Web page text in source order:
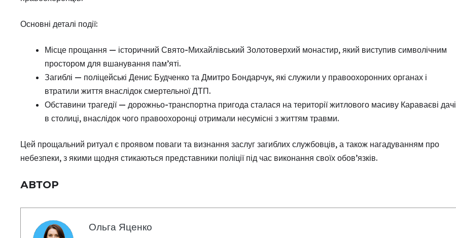
Основні деталі події:
Місце прощання — історичний Свято-Михайлівський Золотоверхий монастир, який виступив символічним
простором для вшанування пам’яті.
Загиблі — поліцейські Денис Будченко та Дмитро Бондарчук, які служили у правоохоронних органах і
втратили життя внаслідок смертельної ДТП.
Обставини трагедії — дорожньо-транспортна пригода сталася на території житлового масиву Караваєві дачі
в столиці, внаслідок чого правоохоронці отримали несумісні з життям травми.
Цей прощальний ритуал є проявом поваги та визнання заслуг загиблих службовців, а також нагадуванням про
небезпеки, з якими щодня стикаються представники поліції під час виконання своїх обов’язків.
АВТОР
Ольга Яценко